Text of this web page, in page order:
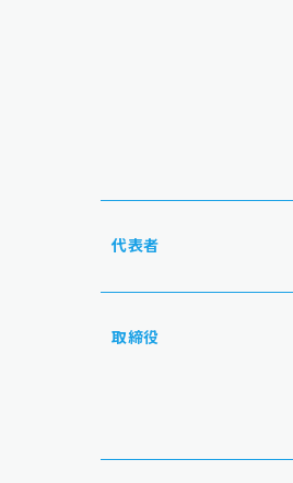
代表者
取締役